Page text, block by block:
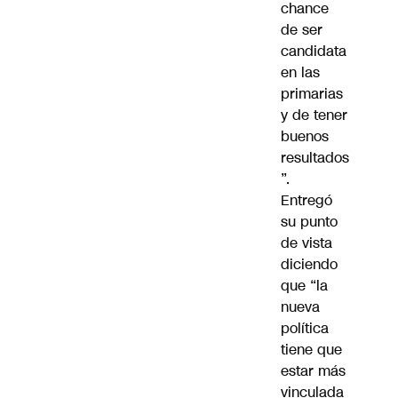
chance
de ser
candidata
en las
primarias
y de tener
buenos
resultados
”.
Entregó
su punto
de vista
diciendo
que “la
nueva
política
tiene que
estar más
vinculada